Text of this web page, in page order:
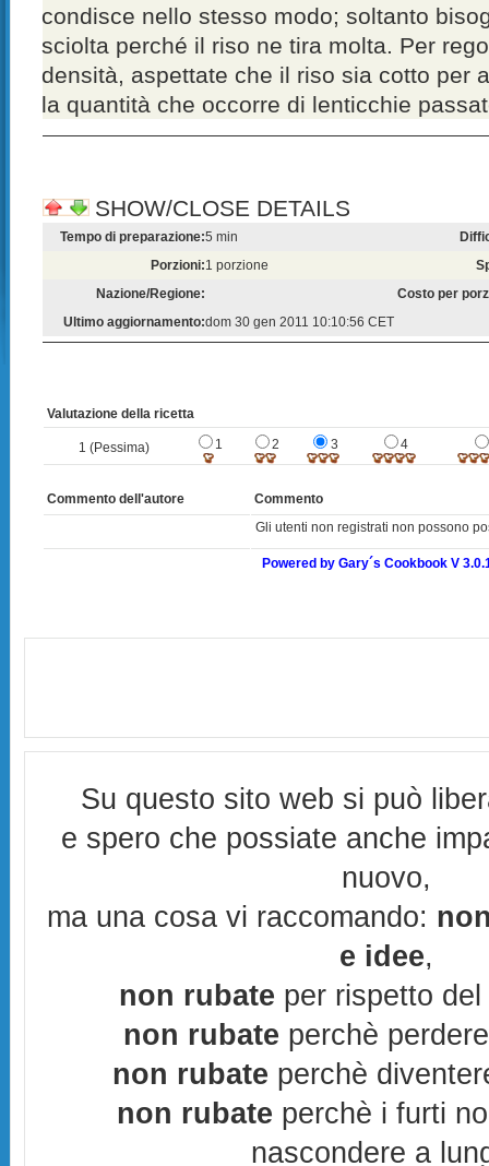
condisce nello stesso modo; soltanto
sciolta perché il riso ne tira molta. Per
densità, aspettate che il riso sia cotto per
la quantità che occorre di lenticchie
SHOW/CLOSE DETAILS
Tempo di preparazione:5 min
Porzioni:1 porzione
Nazione/Regione:
Costo per
Ultimo aggiornamento:dom 30 gen 2011 10:10:56 CET
Valutazione della ricetta
1 (Pessima) 1 2 3 4
Commento dell'autore
Commento
Gli utenti non registrati non possono
Powered by Gary´s Cookbook V
Su questo sito web si può
e spero che possiate anche
nuovo,
ma una cosa vi raccomando:
e idee,
non rubate per rispetto
non rubate perchè
non rubate perchè
non rubate perchè i furti
nascondere a